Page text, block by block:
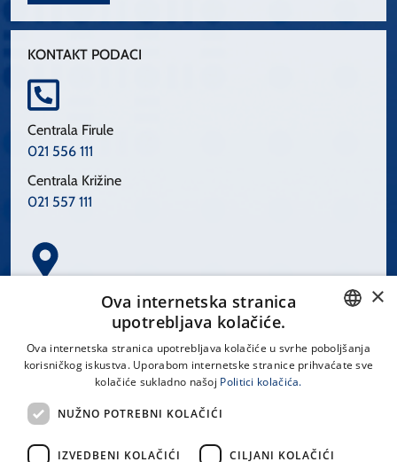
KONTAKT PODACI
Centrala Firule
021 556 111
Centrala Križine
021 557 111
Spinčićeva 1, 21000 Split
LINKOVI
CROATIAN
×
Ova internetska stranica
upotrebljava kolačiće.
Ova internetska stranica upotrebljava kolačiće u svrhe poboljšanja
korisničkog iskustva. Uporabom internetske stranice prihvaćate sve
kolačiće sukladno našoj Politici kolačića.
NUŽNO POTREBNI KOLAČIĆI
IZVEDBENI KOLAČIĆI CILJANI KOLAČIĆI